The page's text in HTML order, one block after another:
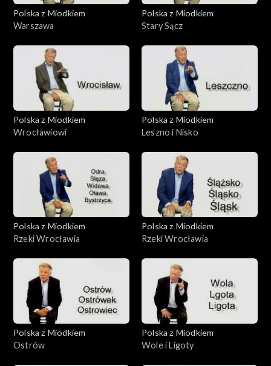
Polska z Miodkiem
Warszawa
Polska z Miodkiem
Stary Sącz
Polska z Miodkiem
Wrocławiowi
Polska z Miodkiem
Leszno i Nisko
Polska z Miodkiem
Rzeki Wrocławia
Polska z Miodkiem
Rzeki Wrocławia
Polska z Miodkiem
Ostrów
Polska z Miodkiem
Wole i Ligoty